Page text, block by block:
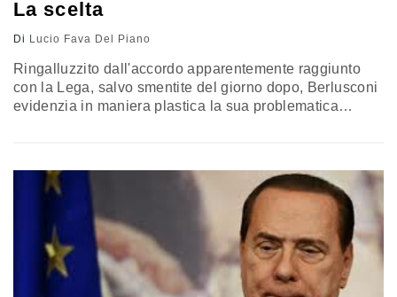
La scelta
Di Lucio Fava Del Piano
Ringalluzzito dall'accordo apparentemente raggiunto
con la Lega, salvo smentite del giorno dopo, Berlusconi
evidenzia in maniera plastica la sua problematica
premier-anzi-no, in ossequio al più classico dei
penultimatum leghisti. E quindi da un lato ci spiega che